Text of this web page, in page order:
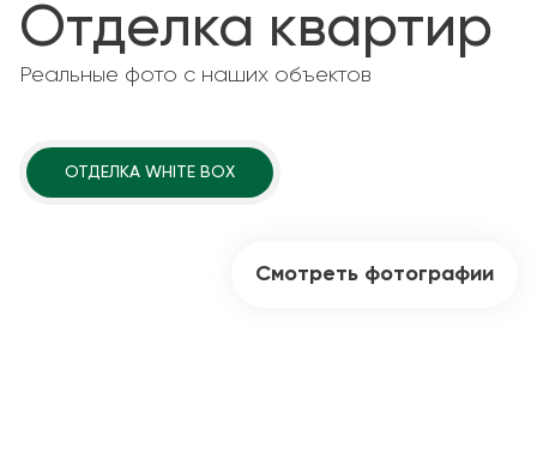
Отделка квартир
Реальные фото с наших объектов
ОТДЕЛКА WHITE BOX
Смотреть фотографии